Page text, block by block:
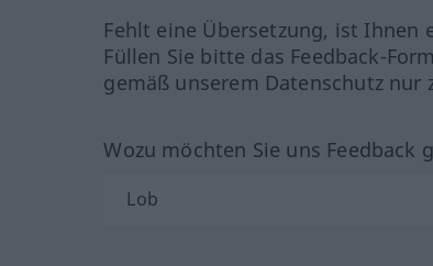
Fehlt eine Übersetzung, ist Ihnen
Füllen Sie bitte das Feedback-
gemäß unserem Datenschutz
Wozu möchten Sie uns Feedback